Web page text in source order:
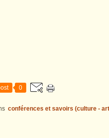
0
conférences et savoirs (culture -